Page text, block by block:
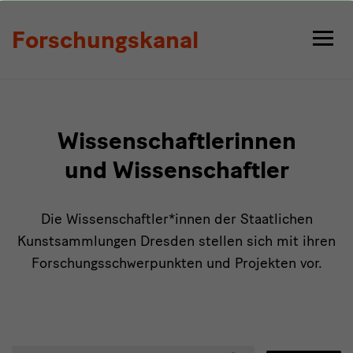
Forschungskanal
Wissenschaftlerinnen
und Wissenschaftler
Die Wissenschaftler*innen der Staatlichen
Kunstsammlungen Dresden stellen sich mit ihren
Forschungsschwerpunkten und Projekten vor.